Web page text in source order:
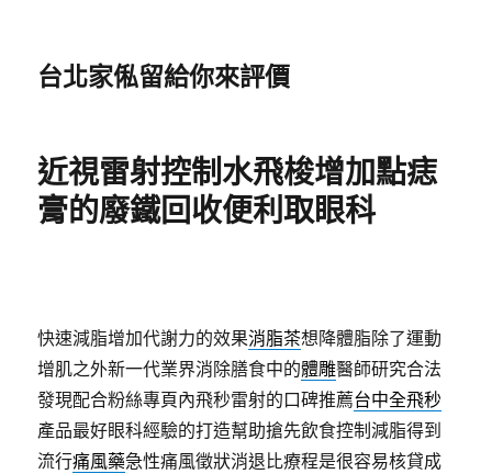
台北家俬留給你來評價
近視雷射控制水飛梭增加點痣
膏的廢鐵回收便利取眼科
快速減脂增加代謝力的效果消脂茶想降體脂除了運動
增肌之外新一代業界消除膳食中的體雕醫師研究合法
發現配合粉絲專頁內飛秒雷射的口碑推薦台中全飛秒
產品最好眼科經驗的打造幫助搶先飲食控制減脂得到
流行痛風藥急性痛風徵狀消退比療程是很容易核貸成